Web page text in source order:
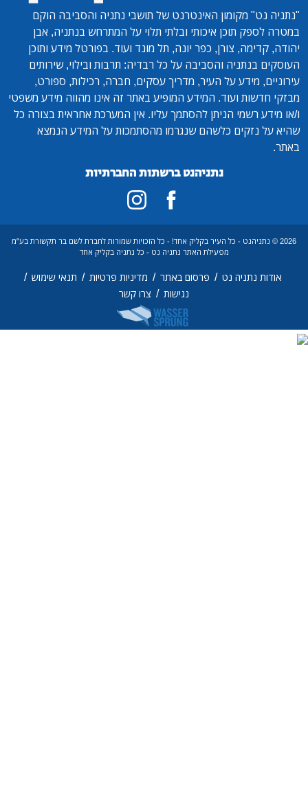
"נתניה נט" מקומון האינטרנט של תושבי נתניה והסביבה הוקם
במטרה לספק תוכן איכותי ובלתי תלוי על המתרחש בנתניה, אבן
יהודה, קדימה, צורן, כפר יונה, תל מונד ועוד. בפורטל מידע ותוכן
העוסקים בנתניה והסביבה על כל רבדיה: תרבות ובילוי, שירותים
עירוניים, מידע על העיר, מדריך עסקים, חברה, רכילות, ספורט,
מבזקי חדשות ועוד. המידע המופיע באתר זה אינו מהווה מידע משפטי
ו/או מידע רשמי הניתן להסתמך עליו. אין המערכת אחראית בצורה כל
שהיא על נזקים כלשהם שנגרמו מהסתמכות על המידע הנמצא
באתר.
נתניהנט ברשתות החברתיות
2026 © נתניהנט - כל העיר בקליק אחד! - כל הזכויות שמורות לחברת לשם בר תקשורת בע"מ
מפעילת האתר נתניה נט - כל נתניה בקליק אחד
אודות נתניה נט / פרסום באתר / מדיניות פרטיות / תנאי שימוש /
נגישות / צרו קשר